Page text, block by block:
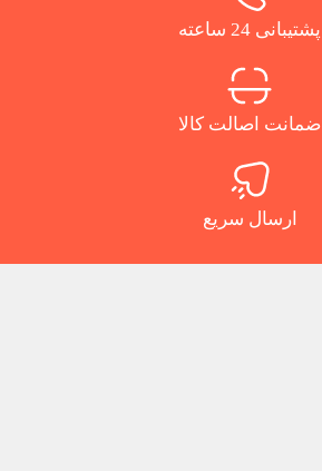
پشتیبانی 24 ساعته
ضمانت اصالت کالا
ارسال سریع